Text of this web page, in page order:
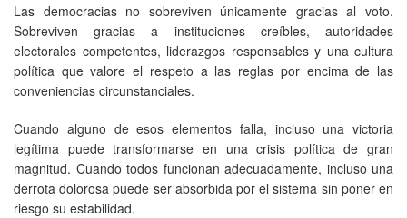
Las democracias no sobreviven únicamente gracias al voto.
Sobreviven gracias a instituciones creíbles, autoridades
electorales competentes, liderazgos responsables y una cultura
política que valore el respeto a las reglas por encima de las
conveniencias circunstanciales.
Cuando alguno de esos elementos falla, incluso una victoria
legítima puede transformarse en una crisis política de gran
magnitud. Cuando todos funcionan adecuadamente, incluso una
derrota dolorosa puede ser absorbida por el sistema sin poner en
riesgo su estabilidad.